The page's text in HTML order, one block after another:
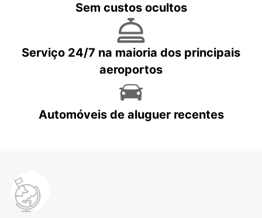
Sem custos ocultos
Serviço 24/7 na maioria dos principais
aeroportos
Automóveis de aluguer recentes